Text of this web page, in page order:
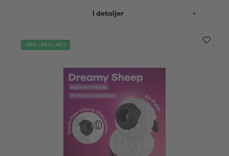
I detaljer
-20% -30% -40%